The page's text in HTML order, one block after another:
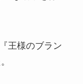
王様のブラン